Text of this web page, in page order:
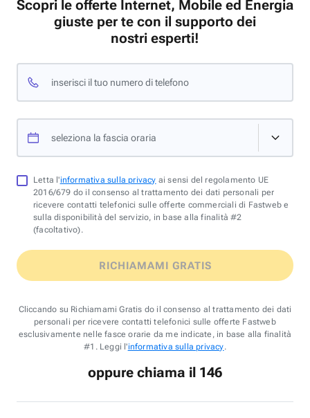
Scopri le offerte Internet, Mobile ed Energia
giuste per te con il supporto dei
nostri esperti!
inserisci il tuo numero di telefono
seleziona la fascia oraria
Letta l'informativa sulla privacy ai sensi del regolamento UE
2016/679 do il consenso al trattamento dei dati personali per
ricevere contatti telefonici sulle offerte commerciali di Fastweb e
sulla disponibilità del servizio, in base alla finalità #2
(facoltativo).
RICHIAMAMI GRATIS
Cliccando su Richiamami Gratis do il consenso al trattamento dei dati
personali per ricevere contatti telefonici sulle offerte Fastweb
esclusivamente nelle fasce orarie da me indicate, in base alla finalità
#1. Leggi l'informativa sulla privacy.
oppure chiama il 146